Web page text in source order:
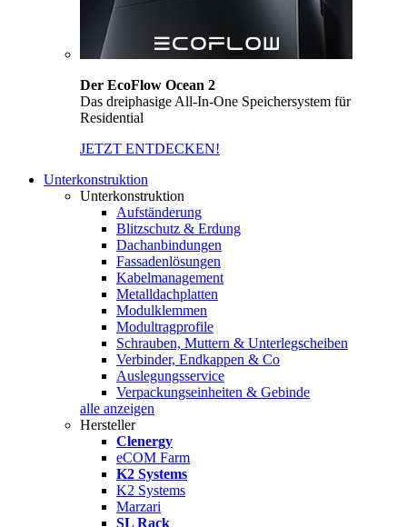
Der EcoFlow Ocean 2
Das dreiphasige All-In-One Speichersystem für
Residential
JETZT ENTDECKEN!
Unterkonstruktion
Unterkonstruktion
Aufständerung
Blitzschutz & Erdung
Dachanbindungen
Fassadenlösungen
Kabelmanagement
Metalldachplatten
Modulklemmen
Modultragprofile
Schrauben, Muttern & Unterlegscheiben
Verbinder, Endkappen & Co
Auslegungsservice
Verpackungseinheiten & Gebinde
alle anzeigen
Hersteller
Clenergy
eCOM Farm
K2 Systems
K2 Systems
Marzari
SL Rack